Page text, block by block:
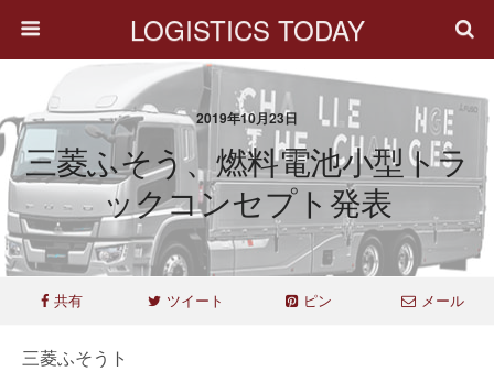
LOGISTICS TODAY
2019年10月23日
三菱ふそう、燃料電池小型トラ
ックコンセプト発表
共有 ツイート ピン メール
三菱ふそうト